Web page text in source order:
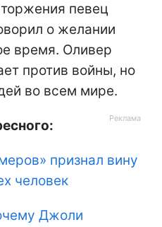
певец
о желании
время. Оливер
против войны, но
во всем мире.
признал вину
человек
Джоли